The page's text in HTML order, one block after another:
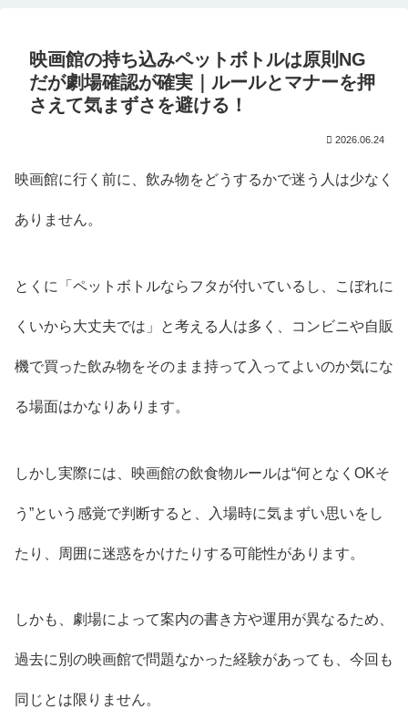
映画館の持ち込みペットボトルは原則NG
だが劇場確認が確実｜ルールとマナーを押
さえて気まずさを避ける！
2026.06.24
映画館に行く前に、飲み物をどうするかで迷う人は少なく
ありません。
とくに「ペットボトルならフタが付いているし、こぼれに
くいから大丈夫では」と考える人は多く、コンビニや自販
機で買った飲み物をそのまま持って入ってよいのか気にな
る場面はかなりあります。
しかし実際には、映画館の飲食物ルールは“何となくOKそ
う”という感覚で判断すると、入場時に気まずい思いをし
たり、周囲に迷惑をかけたりする可能性があります。
しかも、劇場によって案内の書き方や運用が異なるため、
過去に別の映画館で問題なかった経験があっても、今回も
同じとは限りません。